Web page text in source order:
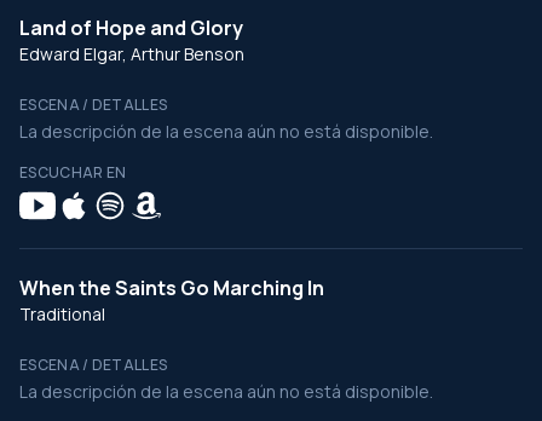
Land of Hope and Glory
Edward Elgar, Arthur Benson
ESCENA / DETALLES
La descripción de la escena aún no está disponible.
ESCUCHAR EN
When the Saints Go Marching In
Traditional
ESCENA / DETALLES
La descripción de la escena aún no está disponible.